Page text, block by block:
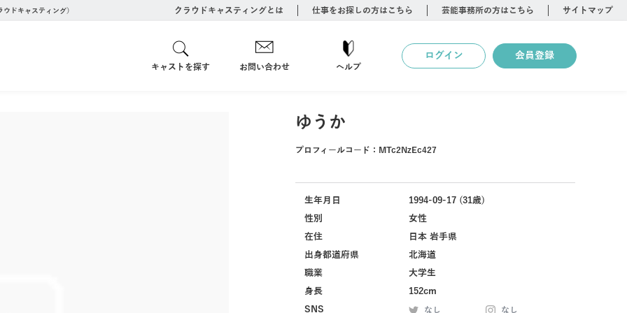
ドキャスティング） クラウドキャスティングとは 仕事をお探しの方はこちら 芸能事務所の方はこちら サイトマップ
キャストを探す お問い合わせ ヘルプ
ログイン 会員登録
ゆうか
プロフィールコード： MTc2NzEc427
生年月日
1994-09-17 (31歳)
性別
女性
在住
日本 岩手県
出身都道府県
北海道
職業
大学生
身長
152cm
SNS
なし なし